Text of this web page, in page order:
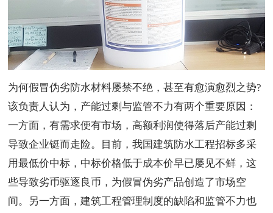
为何假冒伪劣防水材料屡禁不绝，甚至有愈演愈烈之势?
该负责人认为，产能过剩与监管不力有两个重要原因：
一方面，有需求便有市场，高额利润使得落后产能过剩
导致企业铤而走险。目前，我国建筑防水工程招标多采
用最低价中标，中标价格低于成本价早已屡见不鲜，这
些导致劣币驱逐良币，为假冒伪劣产品创造了市场空
间。另一方面，建筑工程管理制度的缺陷和监管不力也